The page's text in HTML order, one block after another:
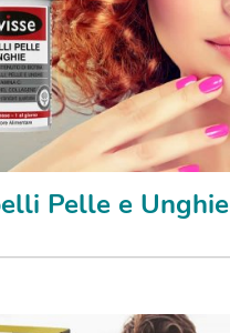
Pelle e Unghie